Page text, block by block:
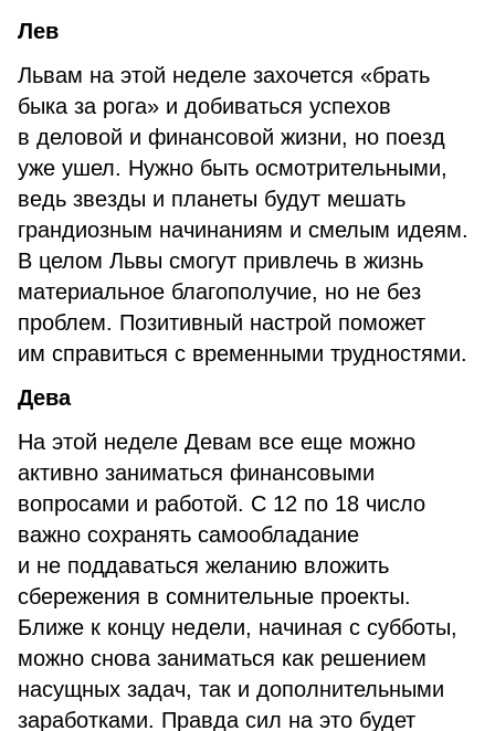
Лев
Львам на этой неделе захочется «брать
быка за рога» и добиваться успехов
в деловой и финансовой жизни, но поезд
уже ушел. Нужно быть осмотрительными,
ведь звезды и планеты будут мешать
грандиозным начинаниям и смелым идеям.
В целом Львы смогут привлечь в жизнь
материальное благополучие, но не без
проблем. Позитивный настрой поможет
им справиться с временными трудностями.
Дева
На этой неделе Девам все еще можно
активно заниматься финансовыми
вопросами и работой. С 12 по 18 число
важно сохранять самообладание
и не поддаваться желанию вложить
сбережения в сомнительные проекты.
Ближе к концу недели, начиная с субботы,
можно снова заниматься как решением
насущных задач, так и дополнительными
заработками. Правда сил на это будет